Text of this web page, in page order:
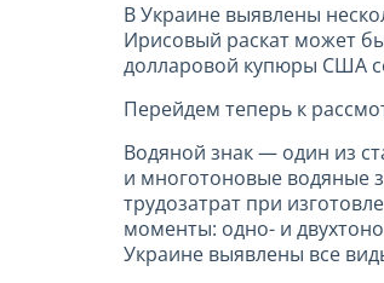
В Украине выявлены
Ирисовый раскат может
долларовой купюры США
Перейдем теперь к
Водяной знак — один из
и многотоновые водяные
трудозатрат при
моменты: одно- и
Украине выявлены все